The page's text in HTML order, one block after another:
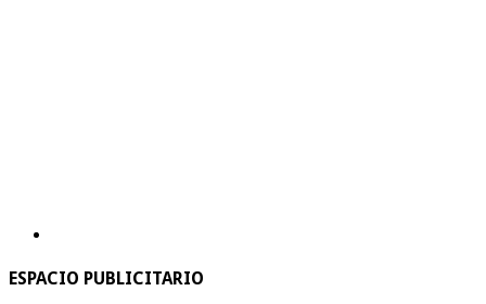
ESPACIO PUBLICITARIO